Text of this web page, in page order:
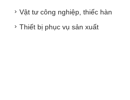
Vật tư công nghiệp, thiếc hàn
Thiết bị phục vụ sản xuất